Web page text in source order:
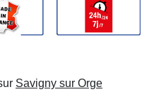
Savigny sur Orge